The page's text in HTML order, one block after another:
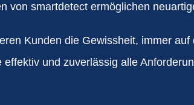
von smartdetect ermöglichen
Kunden die Gewissheit, immer
und zuverlässig alle